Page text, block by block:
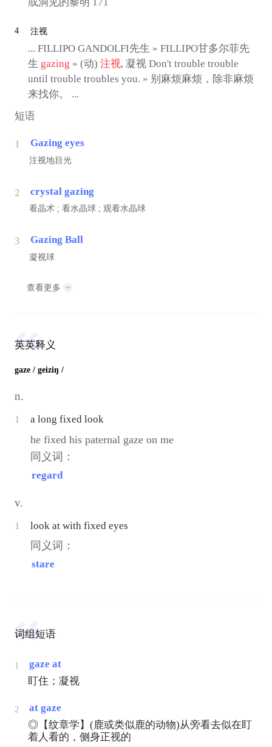
4 注视
... FILLIPO GANDOLFI先生 » FILLIPO甘多尔菲先
生 gazing » (动) 注视, 凝视 Don't trouble trouble
until trouble troubles you. » 别麻烦麻烦，除非麻烦
来找你。 ...
短语
1 Gazing eyes
注视地目光
2 crystal gazing
看晶术 ; 看水晶球 ; 观看水晶球
3 Gazing Ball
凝视球
查看更多
英英释义
gaze / geiziŋ /
n.
1 a long fixed look
he fixed his paternal gaze on me
同义词：
regard
v.
1 look at with fixed eyes
同义词：
stare
词组短语
1
gaze at
盯住；凝视
2
at gaze
◎【纹章学】(鹿或类似鹿的动物)从旁看去似在盯
着人看的，侧身正视的